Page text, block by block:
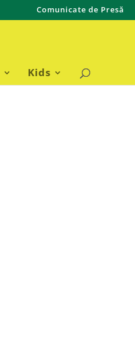
Comunicate de Presă
Kids